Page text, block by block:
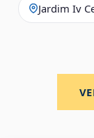
Jardim Iv